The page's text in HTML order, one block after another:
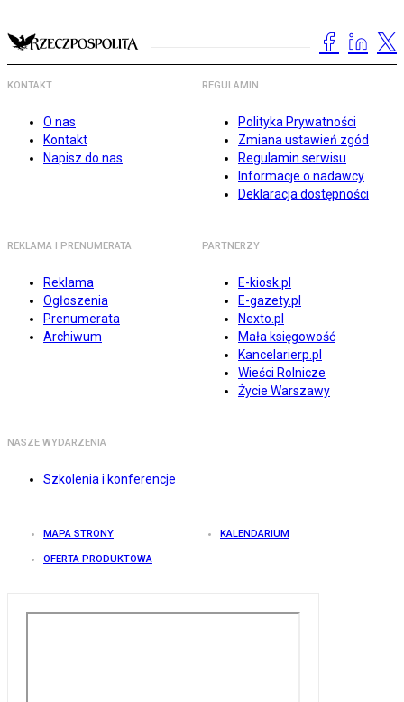
KONTAKT
O nas
Kontakt
Napisz do nas
REGULAMIN
Polityka Prywatności
Zmiana ustawień zgód
Regulamin serwisu
Informacje o nadawcy
Deklaracja dostępności
REKLAMA I PRENUMERATA
Reklama
Ogłoszenia
Prenumerata
Archiwum
PARTNERZY
E-kiosk.pl
E-gazety.pl
Nexto.pl
Mała księgowość
Kancelarierp.pl
Wieści Rolnicze
Życie Warszawy
NASZE WYDARZENIA
Szkolenia i konferencje
MAPA STRONY KALENDARIUM
OFERTA PRODUKTOWA